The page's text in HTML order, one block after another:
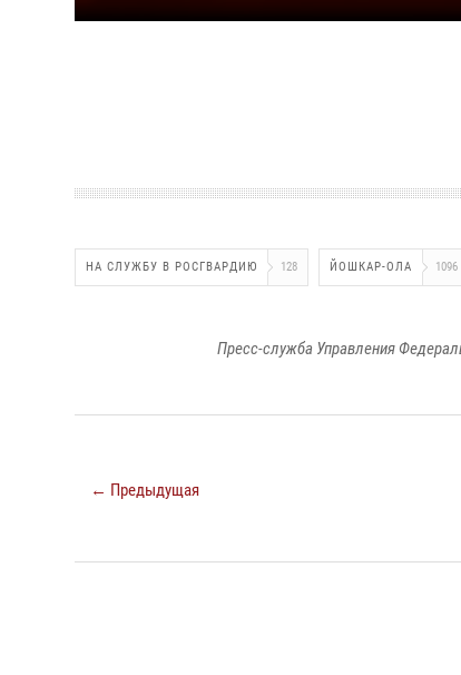
НА СЛУЖБУ В РОСГВАРДИЮ 128 ЙОШКАР-ОЛА 1096
Пресс-служба Управления
← Предыдущая